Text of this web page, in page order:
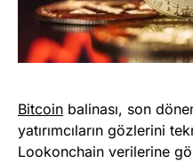
Bitcoin balinası, son
yatırımcıların gözlerini
Lookonchain verilerine